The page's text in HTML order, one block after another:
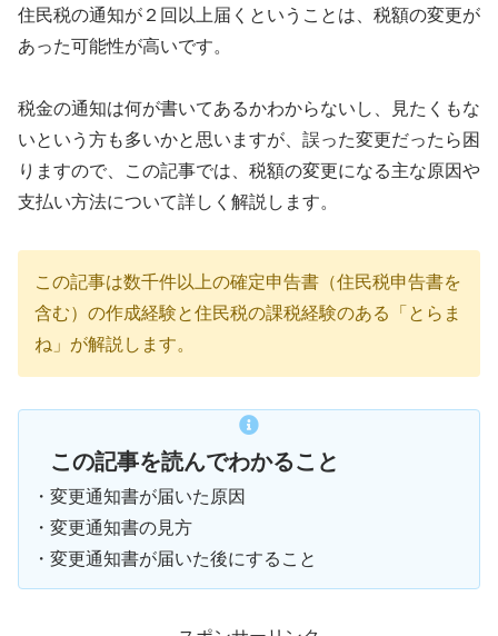
住民税の通知が２回以上届くということは、税額の変更が
あった可能性が高いです。
税金の通知は何が書いてあるかわからないし、見たくもな
いという方も多いかと思いますが、誤った変更だったら困
りますので、この記事では、税額の変更になる主な原因や
支払い方法について詳しく解説します。
この記事は数千件以上の確定申告書（住民税申告書を
含む）の作成経験と住民税の課税経験のある「とらま
ね」が解説します。
この記事を読んでわかること
・変更通知書が届いた原因
・変更通知書の見方
・変更通知書が届いた後にすること